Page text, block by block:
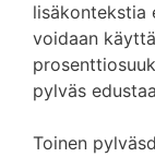
lisäkontekstia
voidaan
pylväs
Toinen